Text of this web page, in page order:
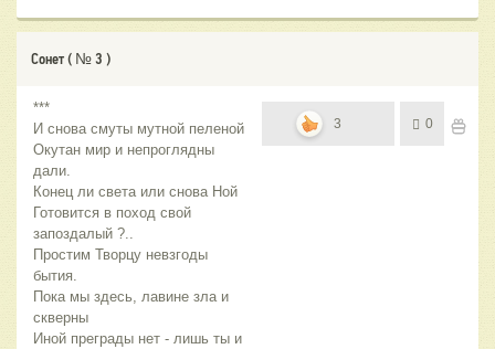
Сонет ( № 3 )
***
И снова смуты мутной пеленой
Окутан мир и непроглядны
дали.
Конец ли света или снова Ной
Готовится в поход свой
запоздалый ?..
Простим Творцу невзгоды
бытия.
Пока мы здесь, лавине зла и
скверны
Иной преграды нет - лишь ты и
3 0